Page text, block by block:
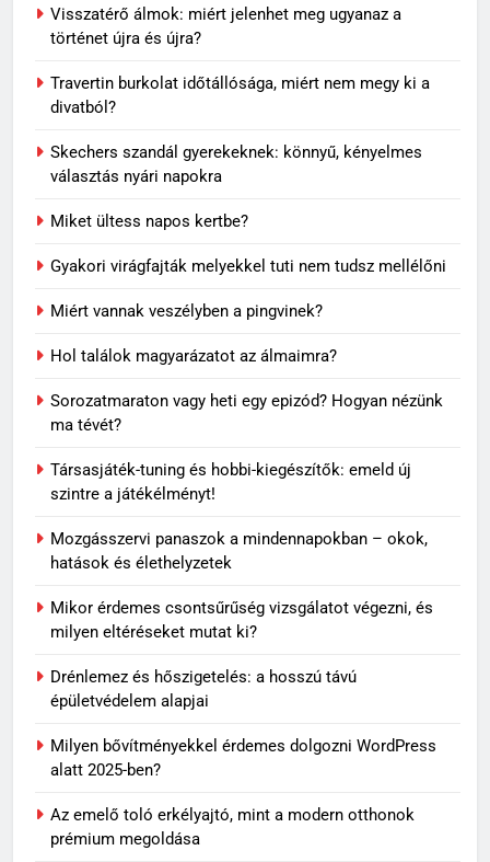
Visszatérő álmok: miért jelenhet meg ugyanaz a
történet újra és újra?
Travertin burkolat időtállósága, miért nem megy ki a
divatból?
Skechers szandál gyerekeknek: könnyű, kényelmes
választás nyári napokra
Miket ültess napos kertbe?
Gyakori virágfajták melyekkel tuti nem tudsz mellélőni
Miért vannak veszélyben a pingvinek?
Hol találok magyarázatot az álmaimra?
Sorozatmaraton vagy heti egy epizód? Hogyan nézünk
ma tévét?
Társasjáték-tuning és hobbi-kiegészítők: emeld új
szintre a játékélményt!
Mozgásszervi panaszok a mindennapokban – okok,
hatások és élethelyzetek
Mikor érdemes csontsűrűség vizsgálatot végezni, és
milyen eltéréseket mutat ki?
Drénlemez és hőszigetelés: a hosszú távú
épületvédelem alapjai
Milyen bővítményekkel érdemes dolgozni WordPress
alatt 2025-ben?
Az emelő toló erkélyajtó, mint a modern otthonok
prémium megoldása
5
Rododendron ültetése: így
virágzáshoz
OTTHON
Visszatérő álmok: miért jelenhet
MINDENNAPOK
Travertin burkolat időtállósága,
miért nem megy ki a divatból?
OTTHON
Skechers szandál gyerekeknek:
nyári napokra
VÁSÁRLÁS
1
Mit jelenthet, ha álmodban